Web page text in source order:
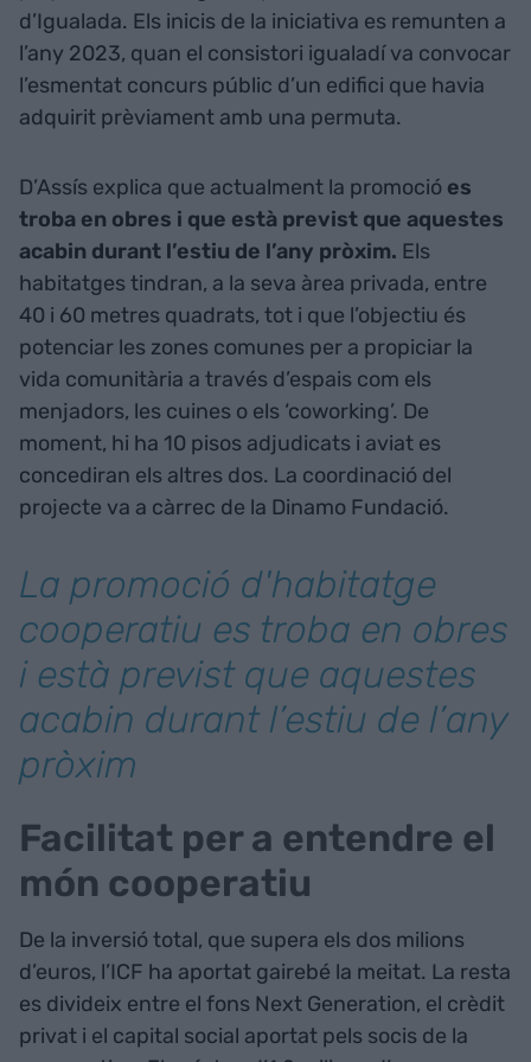
d’Igualada. Els inicis de la iniciativa es remunten a
l’any 2023, quan el consistori igualadí va convocar
l’esmentat concurs públic d’un edifici que havia
adquirit prèviament amb una permuta.
D’Assís explica que actualment la promoció es
troba en obres i que està previst que aquestes
acabin durant l’estiu de l’any pròxim. Els
habitatges tindran, a la seva àrea privada, entre
40 i 60 metres quadrats, tot i que l’objectiu és
potenciar les zones comunes per a propiciar la
vida comunitària a través d’espais com els
menjadors, les cuines o els ‘coworking’. De
moment, hi ha 10 pisos adjudicats i aviat es
concediran els altres dos. La coordinació del
projecte va a càrrec de la Dinamo Fundació.
La promoció d'habitatge
cooperatiu es troba en obres
i està previst que aquestes
acabin durant l’estiu de l’any
pròxim
Facilitat per a entendre el
món cooperatiu
De la inversió total, que supera els dos milions
d’euros, l’ICF ha aportat gairebé la meitat. La resta
es divideix entre el fons Next Generation, el crèdit
privat i el capital social aportat pels socis de la